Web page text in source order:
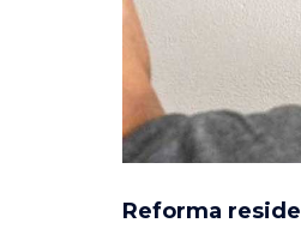
Reforma